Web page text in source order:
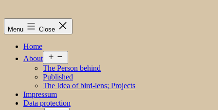
Menu Close
Home
About
menu
The Person behind
Published
The Idea of bird-lens; Projects
Impressum
Data protection